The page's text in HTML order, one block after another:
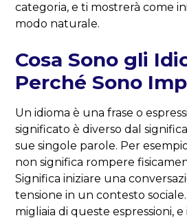
categoria, e ti mostrerà come
modo naturale.
Cosa Sono gli
Perché Sono
Un idioma è una frase o
significato è diverso dal
sue singole parole. Per
non significa rompere
Significa iniziare una
tensione in un contesto
migliaia di queste espressioni,